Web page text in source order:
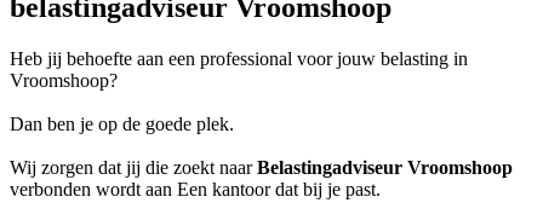
belastingadviseur Vroomshoop
Heb jij behoefte aan een professional voor jouw belasting in
Vroomshoop?
Dan ben je op de goede plek.
Wij zorgen dat jij die zoekt naarBelastingadviseur Vroomshoop
verbonden wordt aan Een kantoor dat bij je past.